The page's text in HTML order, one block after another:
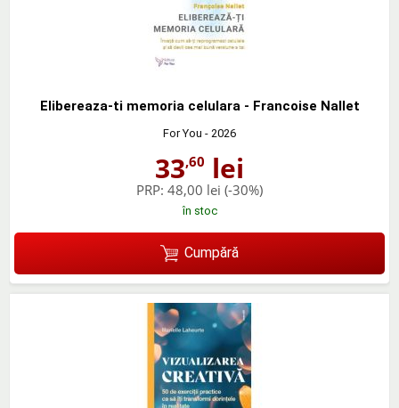
Elibereaza-ti memoria celulara - Francoise Nallet
For You - 2026
33,60 lei
PRP: 48,00 lei (-30%)
în stoc
Cumpără